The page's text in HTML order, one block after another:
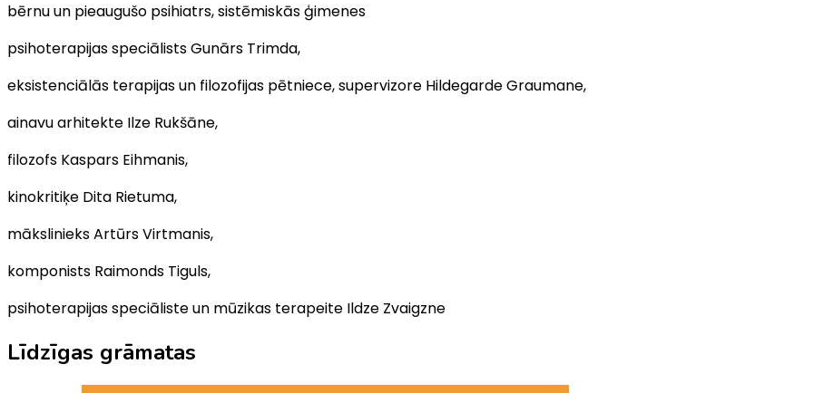
bērnu un pieaugušo psihiatrs, sistēmiskās ģimenes
psihoterapijas speciālists Gunārs Trimda,
eksistenciālās terapijas un filozofijas pētniece, supervizore Hildegarde Graumane,
ainavu arhitekte Ilze Rukšāne,
filozofs Kaspars Eihmanis,
kinokritiķe Dita Rietuma,
mākslinieks Artūrs Virtmanis,
komponists Raimonds Tiguls,
psihoterapijas speciāliste un mūzikas terapeite Ildze Zvaigzne
Līdzīgas grāmatas